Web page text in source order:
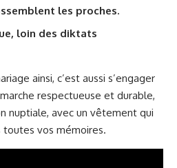
les proches.
loin des diktats
ainsi, c’est aussi s’engager
respectueuse et durable,
nuptiale, avec un vêtement qui
toutes vos mémoires.